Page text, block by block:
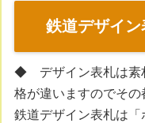
鉄道デザイン
◆ デザイン表札は素
格が違いますのでその
鉄道デザイン表札は